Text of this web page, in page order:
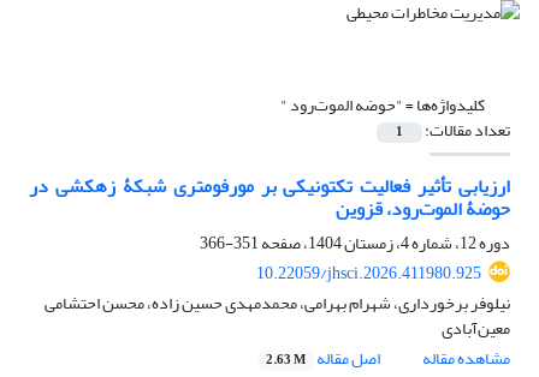
کلیدواژه‌ها ="حوضه الموت‌رود "
تعداد مقالات: 1
ارزیابی تأثیر فعالیت تکتونیکی بر مورفومتری شبکۀ زهکشی در
حوضۀ الموت‌رود، قزوین
دوره 12، شماره 4، زمستان 1404، صفحه
351-366
10.22059/jhsci.2026.411980.925
نیلوفر برخورداری، شهرام بهرامی، محمدمهدی حسین زاده، محسن احتشامی
معین‌آبادی
مشاهده مقاله
اصل مقاله 2.63 M